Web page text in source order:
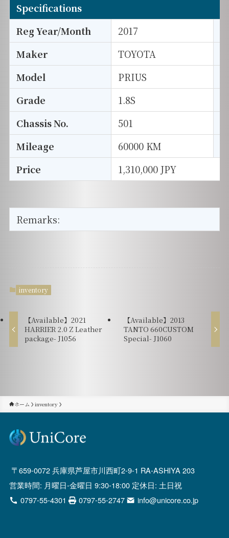
Specifications
Reg Year/Month
2017
Maker
TOYOTA
Model
PRIUS
Grade
1.8S
Chassis No.
501
Mileage
60000 KM
Price
1,310,000 JPY
Remarks:
inventory
【Available】2021
HARRIER 2.0 Z Leather
package- J1056
【Available】2013
TANTO 660CUSTOM
Special- J1060
ホーム inventory
659-0072 兵庫県芦屋市川西町2-9-1 RA-ASHIYA 203
営業時間: 月曜日-金曜日 9:30-18:00 定休日: 土日祝
0797-55-4301
0797-55-2747 info@unicore.co.jp